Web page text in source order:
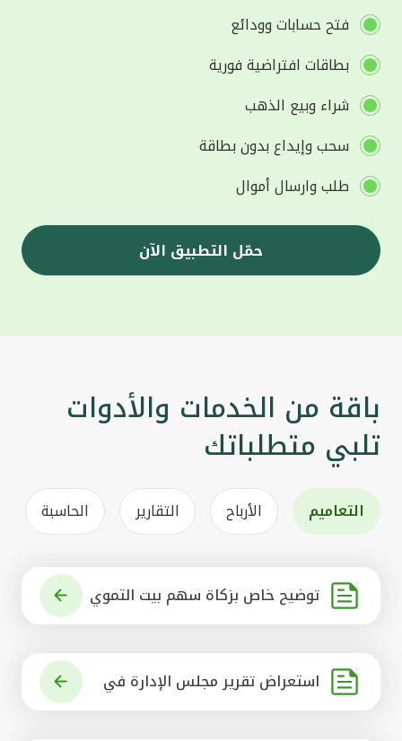
فتح حسابات وودائع
بطاقات افتراضية فورية
شراء وبيع الذهب
سحب وإيداع بدون بطاقة
طلب وارسال أموال
حمّل التطبيق الآن
باقة من الخدمات والأدوات
تلبي متطلباتك
التعاميم الأرباح التقارير الحاسبة
توضيح خاص بزكاة سهم بيت التموي
استعراض تقرير مجلس الإدارة في